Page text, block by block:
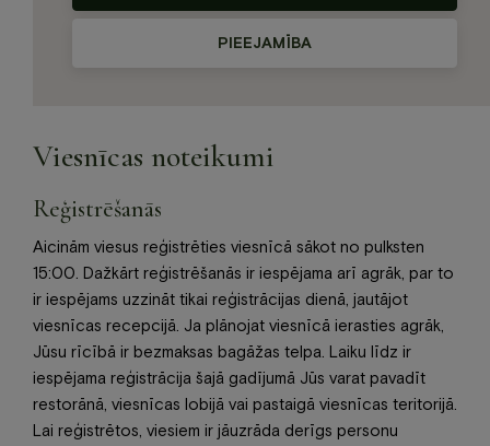
PIEEJAMĪBA
Viesnīcas noteikumi
Reģistrēšanās
Aicinām viesus reģistrēties viesnīcā sākot no pulksten
15:00. Dažkārt reģistrēšanās ir iespējama arī agrāk, par to
ir iespējams uzzināt tikai reģistrācijas dienā, jautājot
viesnīcas recepcijā. Ja plānojat viesnīcā ierasties agrāk,
Jūsu rīcībā ir bezmaksas bagāžas telpa. Laiku līdz ir
iespējama reģistrācija šajā gadījumā Jūs varat pavadīt
restorānā, viesnīcas lobijā vai pastaigā viesnīcas teritorijā.
Lai reģistrētos, viesiem ir jāuzrāda derīgs personu